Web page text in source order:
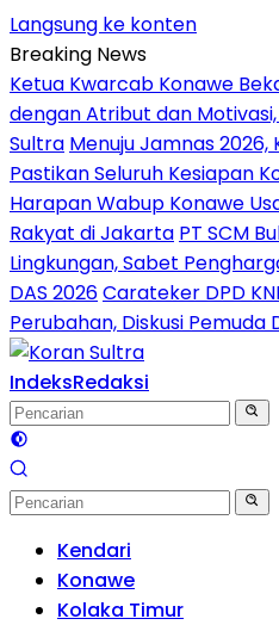
Langsung ke konten
Breaking News
Ketua Kwarcab Konawe
dengan Atribut dan
Sultra Menuju Jamnas
Pastikan Seluruh Kesiapan
Harapan Wabup Konawe
Rakyat di Jakarta PT SCM
Lingkungan, Sabet
DAS 2026Carateker DPD
Perubahan, Diskusi Pemuda
IndeksRedaksi
Kendari
Konawe
Kolaka Timur